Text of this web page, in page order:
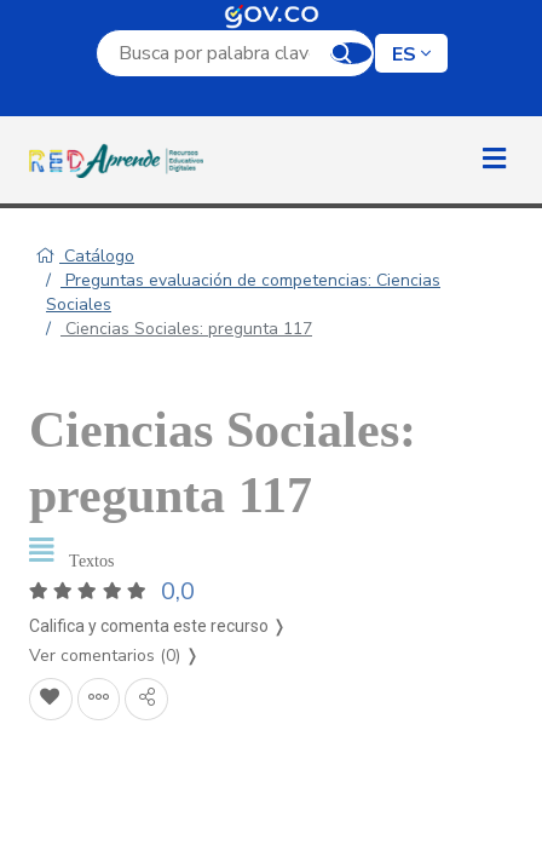
Campo de búsqueda por palabra clave
ES
Catálogo
Preguntas evaluación de competencias: Ciencias
Sociales
Ciencias Sociales: pregunta 117
Ciencias Sociales:
pregunta 117
Textos
0,0
Califica y comenta este recurso ❭
Ver comentarios (0) ❭